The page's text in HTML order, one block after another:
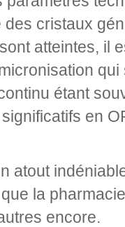
des cristaux
atteintes, il
étant
en
atout
la
encore.